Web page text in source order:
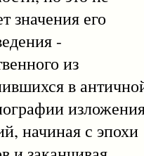
значения его
-
из
в
начиная с эпохи